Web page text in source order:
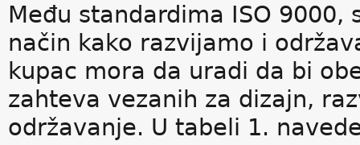
Među standardima ISO
način kako razvijamo i
kupac mora da uradi da bi
zahteva vezanih za dizajn,
održavanje. U tabeli 1.